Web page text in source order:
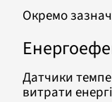
Окремо
Датчики
витрати